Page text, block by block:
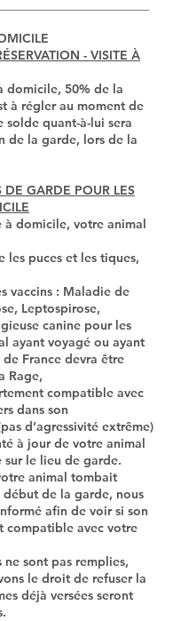
- VISITE À
domicile, 50% de la
à régler au moment de
solde quant-à-lui sera
de la garde, lors de la
GARDE POUR LES
à domicile, votre animal
les puces et les tiques,
vaccins : Maladie de
Leptospirose,
canine pour les
ayant voyagé ou ayant
France devra être
Rage,
compatible avec
dans son
d’agressivité extrême)
à jour de votre animal
sur le lieu de garde.
animal tombait
début de la garde, nous
afin de voir si son
compatible avec votre
sont pas remplies,
le droit de refuser la
déjà versées seront